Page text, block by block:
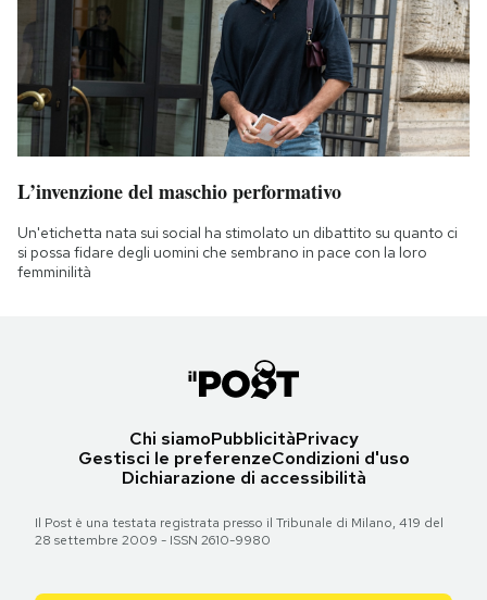
L’invenzione del maschio performativo
Un'etichetta nata sui social ha stimolato un dibattito su quanto ci
si possa fidare degli uomini che sembrano in pace con la loro
femminilità
Chi siamoPubblicitàPrivacy
Gestisci le preferenzeCondizioni d'uso
Dichiarazione di accessibilità
Il Post è una testata registrata presso il Tribunale di Milano, 419 del
28 settembre 2009 - ISSN 2610-9980